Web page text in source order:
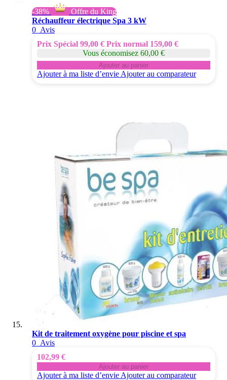
-38%
Offre du King
Réchauffeur électrique Spa 3 kW
0 Avis
Prix Spécial 99,00 € Prix normal 159,00 €
Vous économisez 60,00 €
Ajouter au panier
Ajouter à ma liste d’envie Ajouter au comparateur
Kit de traitement oxygène pour piscine et spa
0 Avis
102,99 €
Ajouter au panier
Ajouter à ma liste d’envie Ajouter au comparateur